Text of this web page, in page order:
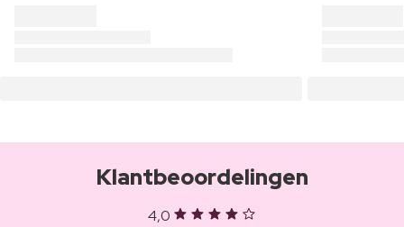
Klantbeoordelingen
4,0